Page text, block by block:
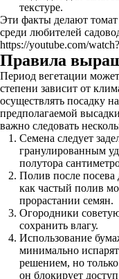
текстуре.
Эти факты делают
среди любителей
https://youtube.com/
Правила
Период вегетации
степени зависит от
осуществлять посадку
предполагаемой
важно следовать
Семена следует
гранулированным
полутора
Полив после
как частый полив
прорастании семян.
Огородники
сохранить влагу.
Использование
минимально
решением, но
он блокирует доступ